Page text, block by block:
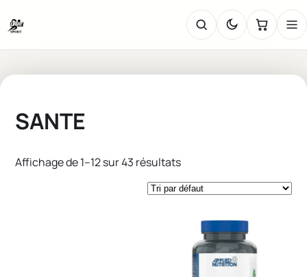
SANTE
Affichage de 1–12 sur 43 résultats